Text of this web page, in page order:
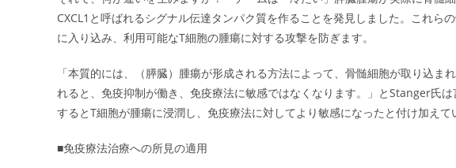
CXCL1と呼ばれるシグナル伝達タンパク質を作ることを発見しました。これら
に入り込み、利用可能なT細胞の腫瘍に対する攻撃を防ぎます。
「本質的には、（膵臓）腫瘍が形成される方法によって、骨髄細胞が取り込ま
れると、免疫抑制が働き、免疫療法に敏感ではなくなります。」とStanger氏
するとT細胞が腫瘍に浸潤し、免疫療法に対してより敏感になったと付け加えて
■免疫療法治療への所見の適用